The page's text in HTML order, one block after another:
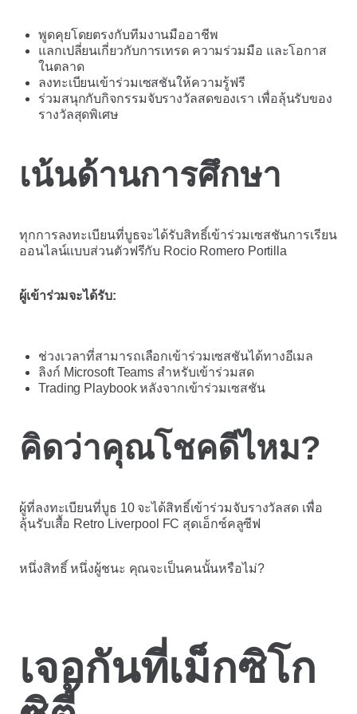
พูดคุยโดยตรงกับทีมงานมืออาชีพ
แลกเปลี่ยนเกี่ยวกับการเทรด ความร่วมมือ และโอกาส
ในตลาด
ลงทะเบียนเข้าร่วมเซสชันให้ความรู้ฟรี
ร่วมสนุกกับกิจกรรมจับรางวัลสดของเรา เพื่อลุ้นรับของ
รางวัลสุดพิเศษ
เน้นด้านการศึกษา
ทุกการลงทะเบียนที่บูธจะได้รับสิทธิ์เข้าร่วมเซสชันการเรียน
ออนไลน์แบบส่วนตัวฟรีกับ Rocio Romero Portilla
ผู้เข้าร่วมจะได้รับ:
ช่วงเวลาที่สามารถเลือกเข้าร่วมเซสชันได้ทางอีเมล
ลิงก์ Microsoft Teams สำหรับเข้าร่วมสด
Trading Playbook หลังจากเข้าร่วมเซสชัน
คิดว่าคุณโชคดีไหม?
ผู้ที่ลงทะเบียนที่บูธ 10 จะได้สิทธิ์เข้าร่วมจับรางวัลสด เพื่อ
ลุ้นรับเสื้อ Retro Liverpool FC สุดเอ็กซ์คลูซีฟ
หนึ่งสิทธิ์ หนึ่งผู้ชนะ คุณจะเป็นคนนั้นหรือไม่?
เจอกันที่เม็กซิโก